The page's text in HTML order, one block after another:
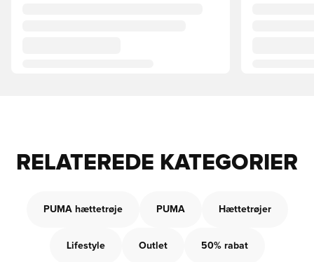
RELATEREDE KATEGORIER
PUMA hættetrøje PUMA Hættetrøjer
Lifestyle Outlet 50% rabat